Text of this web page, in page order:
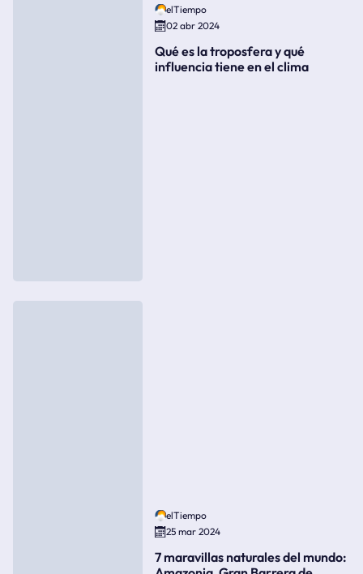
elTiempo
02 abr 2024
Qué es la troposfera y qué
influencia tiene en el clima
elTiempo
25 mar 2024
7 maravillas naturales del mundo: